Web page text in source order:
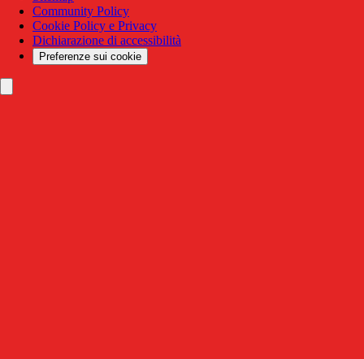
Community Policy
Cookie Policy e Privacy
Dichiarazione di accessibilità
Preferenze sui cookie